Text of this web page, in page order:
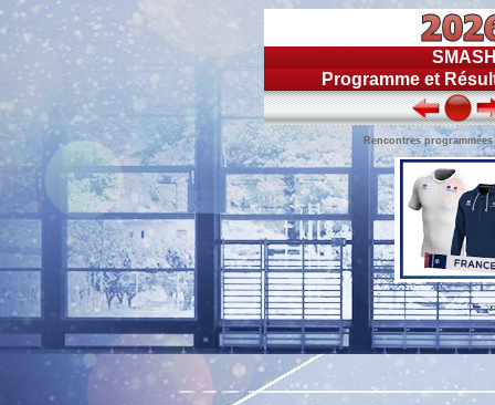
Programme et
Rencontres programmées